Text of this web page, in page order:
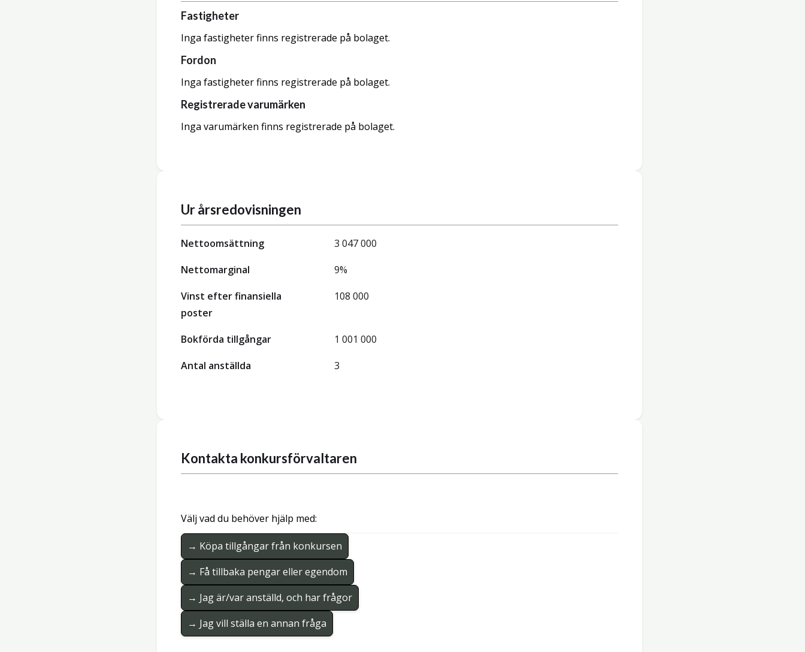
Fastigheter
Inga fastigheter finns registrerade på bolaget.
Fordon
Inga fastigheter finns registrerade på bolaget.
Registrerade varumärken
Inga varumärken finns registrerade på bolaget.
Ur årsredovisningen
Nettoomsättning
3 047 000
Nettomarginal
9%
Vinst efter finansiella
poster
108 000
Bokförda tillgångar
1 001 000
Antal anställda
3
Kontakta konkursförvaltaren
Välj vad du behöver hjälp med:
→ Köpa tillgångar från konkursen
→ Få tillbaka pengar eller egendom
→ Jag är/var anställd, och har frågor
→ Jag vill ställa en annan fråga